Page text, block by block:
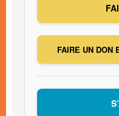
FAIRE UN DON